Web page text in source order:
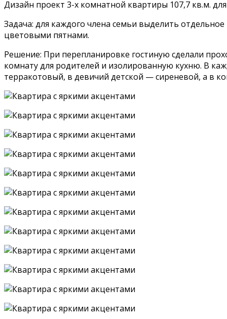
Дизайн проект 3-х комнатной квартиры 107,7 кв.м.
Задача: для каждого члена семьи выделить
цветовыми пятнами.
Решение: При перепланировке гостиную сделали
комнату для родителей и изолированную кухню. В
терракотовый, в девичий детской — сиреневой, а в